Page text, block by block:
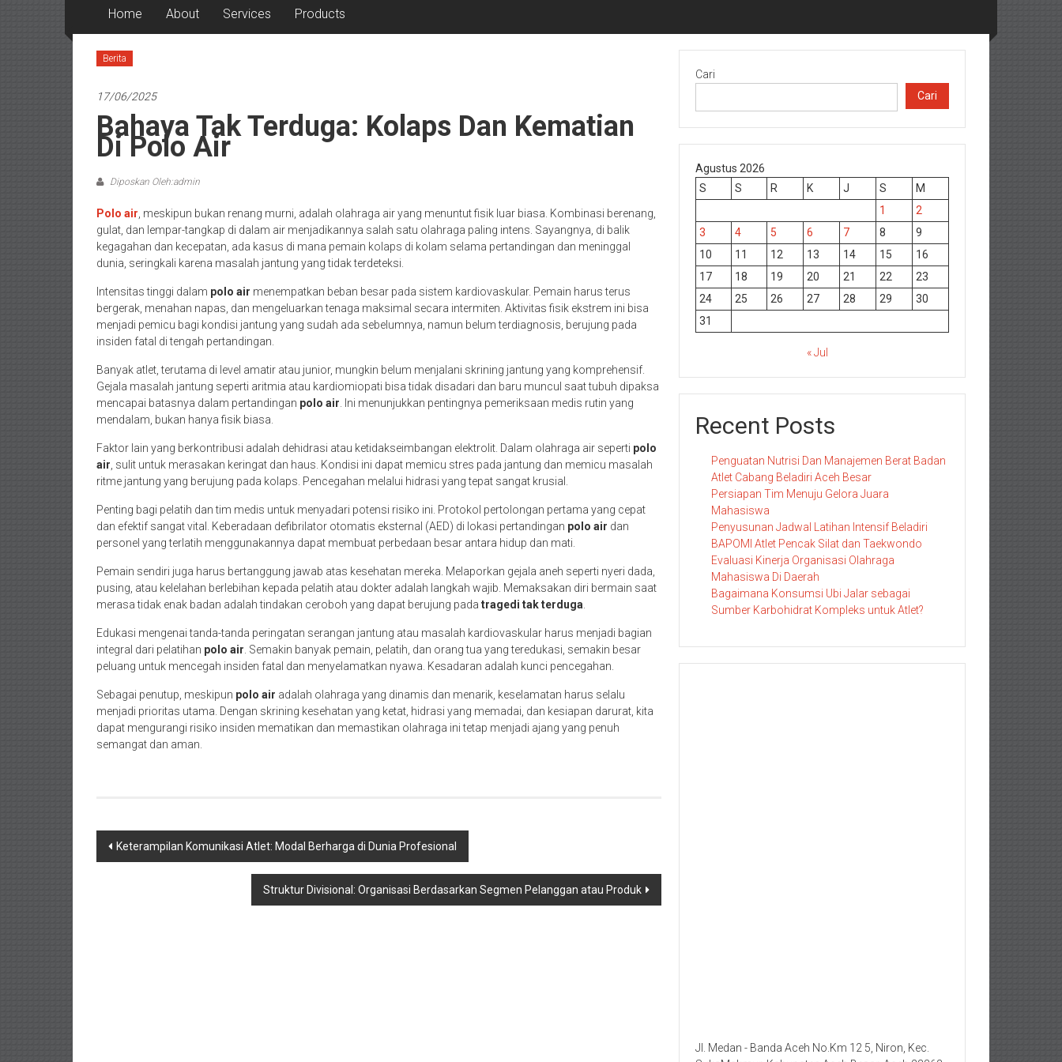
Home About Services Products
Berita
17/06/2025
Bahaya Tak Terduga: Kolaps Dan Kematian
Di Polo Air
Diposkan Oleh:admin
Polo air , meskipun bukan renang murni, adalah olahraga air yang menuntut fisik luar biasa. Kombinasi berenang,
gulat, dan lempar-tangkap di dalam air menjadikannya salah satu olahraga paling intens. Sayangnya, di balik
kegagahan dan kecepatan, ada kasus di mana pemain kolaps di kolam selama pertandingan dan meninggal
dunia, seringkali karena masalah jantung yang tidak terdeteksi.
Intensitas tinggi dalam polo air menempatkan beban besar pada sistem kardiovaskular. Pemain harus terus
bergerak, menahan napas, dan mengeluarkan tenaga maksimal secara intermiten. Aktivitas fisik ekstrem ini bisa
menjadi pemicu bagi kondisi jantung yang sudah ada sebelumnya, namun belum terdiagnosis, berujung pada
insiden fatal di tengah pertandingan.
Banyak atlet, terutama di level amatir atau junior, mungkin belum menjalani skrining jantung yang komprehensif.
Gejala masalah jantung seperti aritmia atau kardiomiopati bisa tidak disadari dan baru muncul saat tubuh dipaksa
mencapai batasnya dalam pertandingan polo air . Ini menunjukkan pentingnya pemeriksaan medis rutin yang
mendalam, bukan hanya fisik biasa.
Faktor lain yang berkontribusi adalah dehidrasi atau ketidakseimbangan elektrolit. Dalam olahraga air seperti polo
air , sulit untuk merasakan keringat dan haus. Kondisi ini dapat memicu stres pada jantung dan memicu masalah
ritme jantung yang berujung pada kolaps. Pencegahan melalui hidrasi yang tepat sangat krusial.
Penting bagi pelatih dan tim medis untuk menyadari potensi risiko ini. Protokol pertolongan pertama yang cepat
dan efektif sangat vital. Keberadaan defibrilator otomatis eksternal (AED) di lokasi pertandingan polo air dan
personel yang terlatih menggunakannya dapat membuat perbedaan besar antara hidup dan mati.
Pemain sendiri juga harus bertanggung jawab atas kesehatan mereka. Melaporkan gejala aneh seperti nyeri dada,
pusing, atau kelelahan berlebihan kepada pelatih atau dokter adalah langkah wajib. Memaksakan diri bermain saat
merasa tidak enak badan adalah tindakan ceroboh yang dapat berujung pada tragedi tak terduga
Edukasi mengenai tanda-tanda peringatan serangan jantung atau masalah kardiovaskular harus menjadi bagian
integral dari pelatihan polo air . Semakin banyak pemain, pelatih, dan orang tua yang teredukasi, semakin besar
peluang untuk mencegah insiden fatal dan menyelamatkan nyawa. Kesadaran adalah kunci pencegahan.
Sebagai penutup, meskipun polo air adalah olahraga yang dinamis dan menarik, keselamatan harus selalu
menjadi prioritas utama. Dengan skrining kesehatan yang ketat, hidrasi yang memadai, dan kesiapan darurat, kita
dapat mengurangi risiko insiden mematikan dan memastikan olahraga ini tetap menjadi ajang yang penuh
semangat dan aman.
Navigasi
Keterampilan Komunikasi Atlet: Modal Berharga di Dunia Profesional
Struktur Divisional: Organisasi Berdasarkan Segmen Pelanggan atau Produk
Cari
Cari
Agustus 2026
S
S R K J S
M
1
2
3
4 5 6 7 8
9
10
11 12 13 14 15
16
17
18 19 20 21 22
23
24
25 26 27 28 29
30
31
« Jul
Recent Posts
Penguatan Nutrisi Dan Manajemen Berat Badan
Atlet Cabang Beladiri Aceh Besar
Persiapan Tim Menuju Gelora Juara
Mahasiswa
Penyusunan Jadwal Latihan Intensif Beladiri
BAPOMI Atlet Pencak Silat dan Taekwondo
Evaluasi Kinerja Organisasi Olahraga
Mahasiswa Di Daerah
Bagaimana Konsumsi Ubi Jalar sebagai
Sumber Karbohidrat Kompleks untuk Atlet?
Jl. Medan - Banda Aceh No.Km 12 5, Niron, Kec.